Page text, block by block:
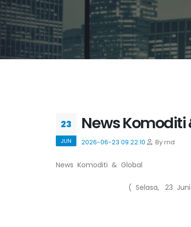
23
JUN
News Komoditi
2026-06-23 09:22:10 By rnd
News Komoditi & Global
( Selasa, 23 Juni